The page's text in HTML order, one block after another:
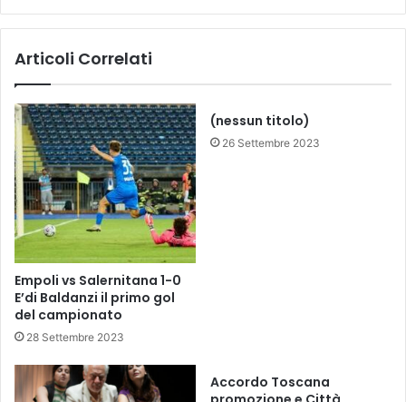
p
“
e
d
i
c
e
2
0
1
W
i
w
o
i
n
g
:
l
e
v
a
Articoli Correlati
Empoli vs Salernitana 1-0
E’di Baldanzi il primo gol
del campionato
28 Settembre 2023
(nessun titolo)
26 Settembre 2023
Accordo Toscana